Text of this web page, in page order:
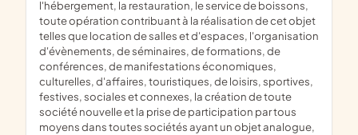
l'hébergement, la restauration, le service de boissons,
toute opération contribuant à la réalisation de cet objet
telles que location de salles et d'espaces, l'organisation
d'évènements, de séminaires, de formations, de
conférences, de manifestations économiques,
culturelles, d'affaires, touristiques, de loisirs, sportives,
festives, sociales et connexes, la création de toute
société nouvelle et la prise de participation par tous
moyens dans toutes sociétés ayant un objet analogue,